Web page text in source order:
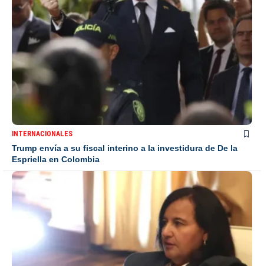
INTERNACIONALES
Trump envía a su fiscal interino a la investidura de De la
Espriella en Colombia